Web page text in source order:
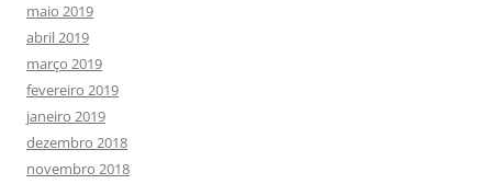
maio 2019
abril 2019
março 2019
fevereiro 2019
janeiro 2019
dezembro 2018
novembro 2018